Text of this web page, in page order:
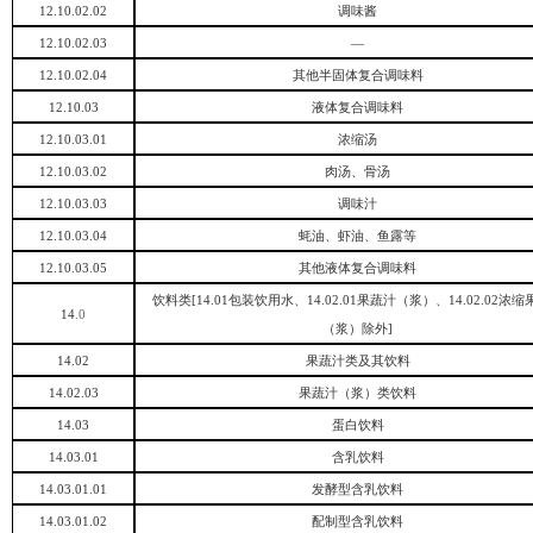
12.10.02.02 调味酱
12.10.02.03 —
12.10.02.04 其他半固体复合调味料
12.10.03 液体复合调味料
12.10.03.01 浓缩汤
12.10.03.02 肉汤、骨汤
12.10.03.03 调味汁
12.10.03.04 蚝油、虾油、鱼露等
12.10.03.05 其他液体复合调味料
14.0
饮料类[14.01包装饮用水、14.02.01果蔬汁（浆）、14.02.02浓缩
（浆）除外]
14.02 果蔬汁类及其饮料
14.02.03 果蔬汁（浆）类饮料
14.03 蛋白饮料
14.03.01 含乳饮料
14.03.01.01 发酵型含乳饮料
14.03.01.02 配制型含乳饮料